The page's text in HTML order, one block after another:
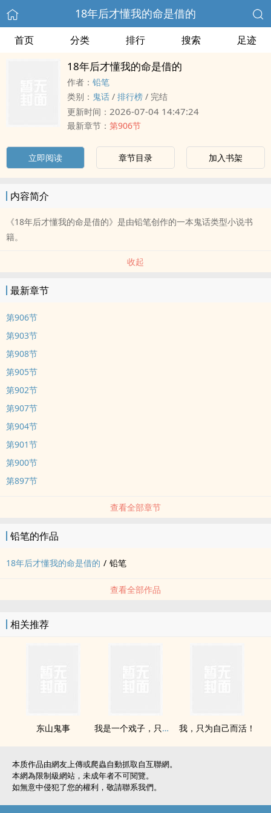
18年后才懂我的命是借的
首页 分类 排行 搜索 足迹
18年后才懂我的命是借的
作者： 铅笔
类别： 鬼话 / 排行榜 / 完结
更新时间： 2026-07-04 14:47:24
最新章节： 第906节
立即阅读 章节目录 加入书架
内容简介
《18年后才懂我的命是借的》是由铅笔创作的一本鬼话类型小说书
籍。
收起
最新章节
第906节
第903节
第908节
第905节
第902节
第907节
第904节
第901节
第900节
第897节
查看全部章节
铅笔的作品
18年后才懂我的命是借的 / 铅笔
查看全部作品
相关推荐
东山鬼事 我是一个戏子，只不过我唱戏不是给人听，而是给鬼听 我，只为自己而活！
本质作品由網友上傳或爬蟲自動抓取自互聯網。
本網為限制級網站，未成年者不可閱覽。
如無意中侵犯了您的權利，敬請聯系我們。